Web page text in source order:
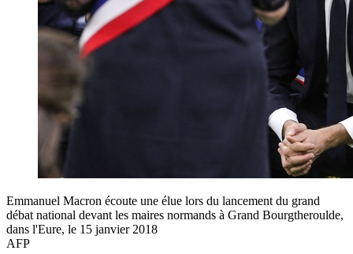
Emmanuel Macron écoute une élue lors du lancement du grand
débat national devant les maires normands à Grand Bourgtheroulde,
dans l'Eure, le 15 janvier 2018
AFP